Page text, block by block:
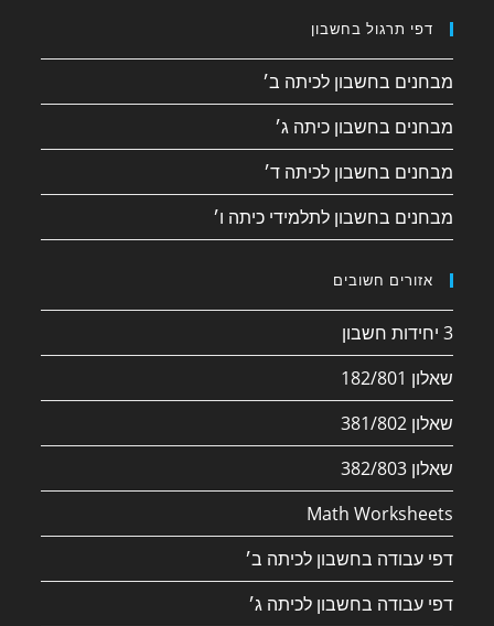
דפי תרגול בחשבון
מבחנים בחשבון לכיתה ב׳
מבחנים בחשבון כיתה ג׳
מבחנים בחשבון לכיתה ד׳
מבחנים בחשבון לתלמידי כיתה ו׳
אזורים חשובים
3 יחידות חשבון
שאלון 182/801
שאלון 381/802
שאלון 382/803
Math Worksheets
דפי עבודה בחשבון לכיתה ב׳
דפי עבודה בחשבון לכיתה ג׳